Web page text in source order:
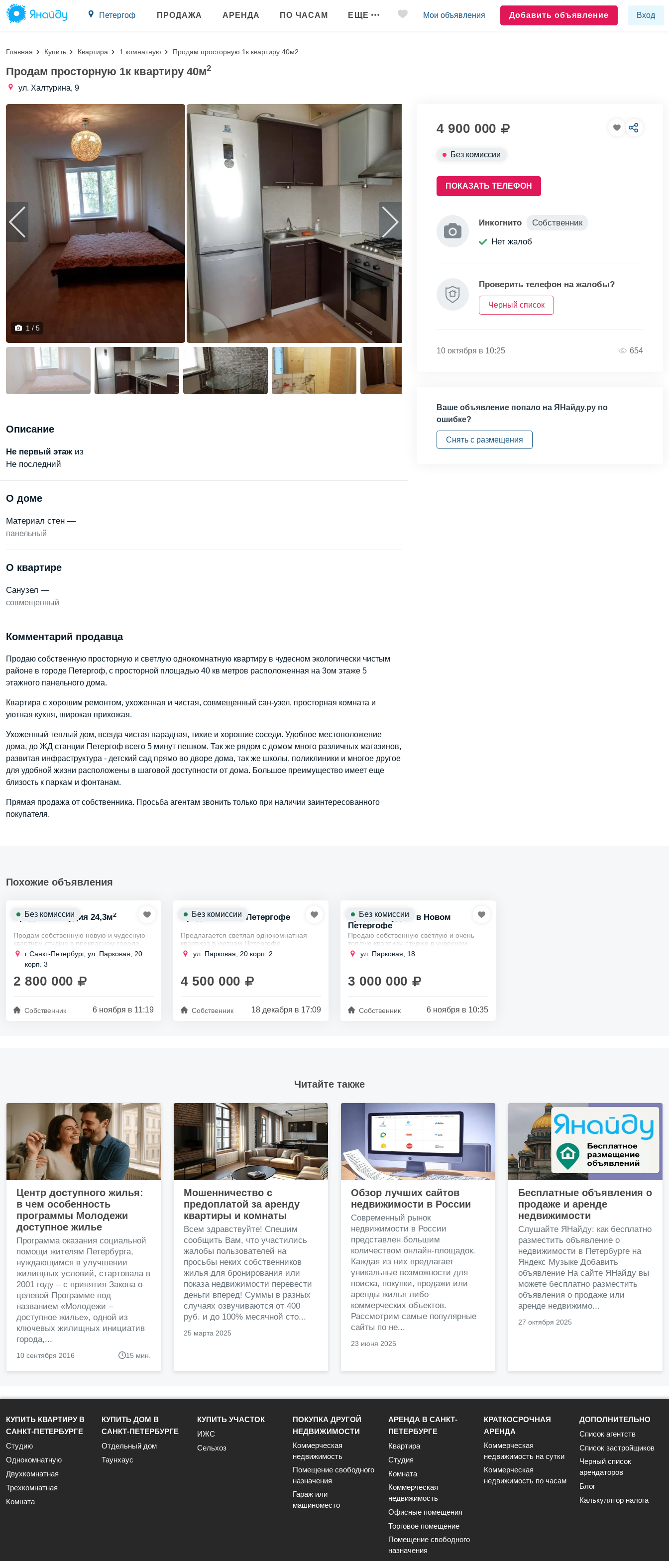
Петергоф ПРОДАЖА АРЕНДА ПО ЧАСАМ ЕЩЕ Мои объявления Добавить объявление Вход
Главная Купить Квартира 1 комнатную Продам просторную 1к квартиру 40м2
Продам просторную 1к квартиру 40м2
ул. Халтурина, 9
1 / 5
4 900 000
Без комиссии
ПОКАЗАТЬ ТЕЛЕФОН
Инкогнито
Собственник
Нет жалоб
Проверить телефон на жалобы?
Черный список
10 октября в 10:25 654
Ваше объявление попало на ЯНайду.ру по
ошибке?
Снять с размещения
Описание
Не первый этаж из
Не последний
О доме
Материал стен —
панельный
О квартире
Санузел —
совмещенный
Комментарий продавца
Продаю собственную просторную и светлую однокомнатную квартиру в чудесном экологически чистым
районе в городе Петергоф, с просторной площадью 40 кв метров расположенная на 3ом этаже 5
этажного панельного дома.
Квартира с хорошим ремонтом, ухоженная и чистая, совмещенный сан-узел, просторная комната и
уютная кухня, широкая прихожая.
Ухоженный теплый дом, всегда чистая парадная, тихие и хорошие соседи. Удобное местоположение
дома, до ЖД станции Петергоф всего 5 минут пешком. Так же рядом с домом много различных магазинов,
развитая инфраструктура - детский сад прямо во дворе дома, так же школы, поликлиники и многое другое
для удобной жизни расположены в шаговой доступности от дома. Большое преимущество имеет еще
близость к паркам и фонтанам.
Прямая продажа от собственника. Просьба агентам звонить только при наличии заинтересованного
покупателя.
Похожие объявления
Продается студия 24,3м2
Продам собственную новую и чудесную
квартиру-студию в прекрасном городе
Петергоф, по адресу улица Парковая,
дом 20 корпус 3 в ЖК "Петергоф парк".
Студия с площадь 24,3...
г Санкт-Петербург, ул. Парковая, 20
корп. 3
2 800 000
Собственник 6 ноября в 11:19
Без комиссии Продам 1к кв а Петергофе
Предлагается светлая однокомнатная
квартира в уютном Петергофе,
ЖК "Новый Петергоф", ул. Парковая, 20,
к. 2.
ул. Парковая, 20 корп. 2
4 500 000
Собственник 18 декабря в 17:09
Без комиссии
Продам студию в Новом
Петергофе
Продаю собственную светлую и очень
теплую квартиру-студию в чудесном
городе Петергоф, в новой части города по
адресу улица Парковая, дом 18.
ул. Парковая, 18
3 000 000
Собственник 6 ноября в 10:35
Без комиссии
Читайте также
Центр доступного жилья:
в чем особенность
программы Молодежи
доступное жилье
Программа оказания социальной
помощи жителям Петербурга,
нуждающимся в улучшении
жилищных условий, стартовала в
2001 году – с принятия Закона о
целевой Программе под
названием «Молодежи –
доступное жилье», одной из
ключевых жилищных инициатив
города,...
10 сентября 2016 15 мин.
Мошенничество с
предоплатой за аренду
квартиры и комнаты
Всем здравствуйте! Спешим
сообщить Вам, что участились
жалобы пользователей на
просьбы неких собственников
жилья для бронирования или
показа недвижимости перевести
деньги вперед! Суммы в разных
случаях озвучиваются от 400
руб. и до 100% месячной сто...
25 марта 2025
Обзор лучших сайтов
недвижимости в России
Современный рынок
недвижимости в России
представлен большим
количеством онлайн-площадок.
Каждая из них предлагает
уникальные возможности для
поиска, покупки, продажи или
аренды жилья либо
коммерческих объектов.
Рассмотрим самые популярные
сайты по не...
23 июня 2025
Бесплатные объявления о
продаже и аренде
недвижимости
Слушайте ЯНайду: как бесплатно
разместить объявление о
недвижимости в Петербурге на
Яндекс Музыке Добавить
объявление На сайте ЯНайду вы
можете бесплатно разместить
объявления о продаже или
аренде недвижимо...
27 октября 2025
КУПИТЬ КВАРТИРУ В
САНКТ-ПЕТЕРБУРГЕ
Студию
Однокомнатную
Двухкомнатная
Трехкомнатная
Комната
КУПИТЬ ДОМ В
САНКТ-ПЕТЕРБУРГЕ
Отдельный дом
Таунхаус
КУПИТЬ УЧАСТОК
ИЖС
Сельхоз
ПОКУПКА ДРУГОЙ
НЕДВИЖИМОСТИ
Коммерческая
недвижимость
Помещение свободного
назначения
Гараж или
машиноместо
АРЕНДА В САНКТ-
ПЕТЕРБУРГЕ
Квартира
Студия
Комната
Коммерческая
недвижимость
Офисные помещения
Торговое помещение
Помещение свободного
назначения
КРАТКОСРОЧНАЯ
АРЕНДА
Коммерческая
недвижимость на сутки
Коммерческая
недвижимость по часам
ДОПОЛНИТЕЛЬНО
Список агентств
Список застройщиков
Черный список
арендаторов
Блог
Калькулятор налога